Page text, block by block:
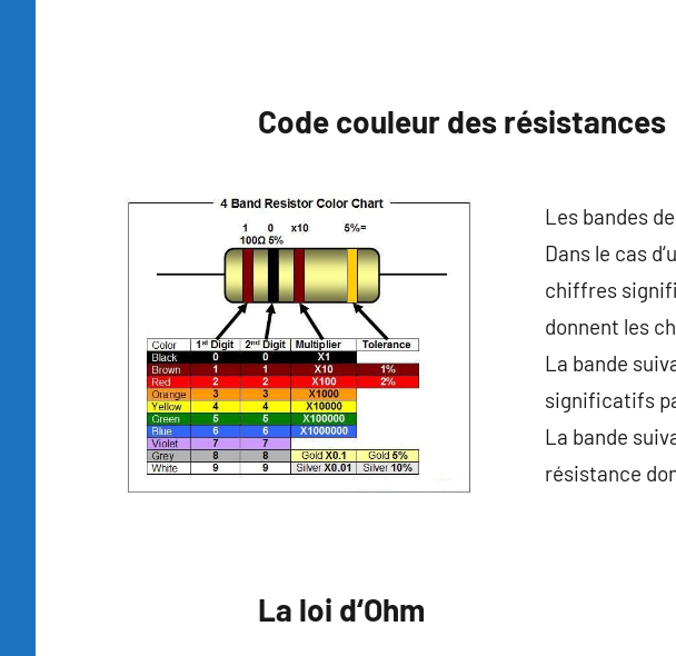
Code couleur des résistances
Les bandes
Dans le cas
chiffres
donnent les
La bande
significatifs
La bande
résistance
La loi d‘Ohm